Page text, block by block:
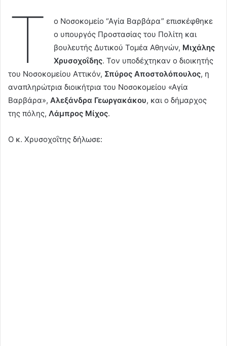
Τ
ο Νοσοκομείο “Αγία Βαρβάρα” επισκέφθηκε
ο υπουργός Προστασίας του Πολίτη και
βουλευτής Δυτικού Τομέα Αθηνών, Μιχάλης
Χρυσοχοΐδης. Τον υποδέχτηκαν ο διοικητής
του Νοσοκομείου Αττικόν, Σπύρος Αποστολόπουλος, η
αναπληρώτρια διοικήτρια του Νοσοκομείου «Αγία
Βαρβάρα», Αλεξάνδρα Γεωργακάκου, και ο δήμαρχος
της πόλης, Λάμπρος Μίχος.
Ο κ. Χρυσοχοΐτης δήλωσε: